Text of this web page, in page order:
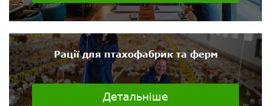
Рації для птахофабрик та ферм
Детальніше